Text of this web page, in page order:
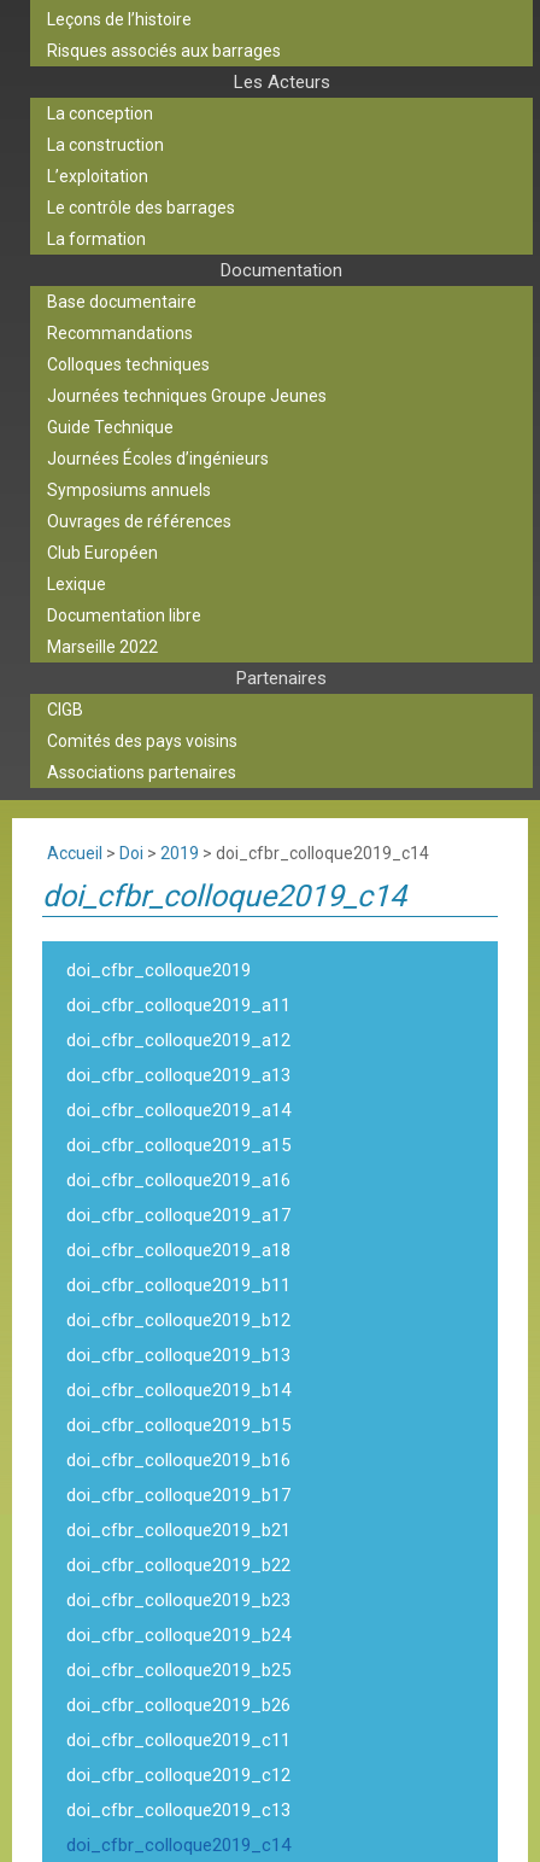
Leçons de l’histoire
Risques associés aux barrages
Les Acteurs
La conception
La construction
L’exploitation
Le contrôle des barrages
La formation
Documentation
Base documentaire
Recommandations
Colloques techniques
Journées techniques Groupe Jeunes
Guide Technique
Journées Écoles d’ingénieurs
Symposiums annuels
Ouvrages de références
Club Européen
Lexique
Documentation libre
Marseille 2022
Partenaires
CIGB
Comités des pays voisins
Associations partenaires
Accueil > Doi > 2019 > doi_cfbr_colloque2019_c14
doi_cfbr_colloque2019_c14
doi_cfbr_colloque2019
doi_cfbr_colloque2019_a11
doi_cfbr_colloque2019_a12
doi_cfbr_colloque2019_a13
doi_cfbr_colloque2019_a14
doi_cfbr_colloque2019_a15
doi_cfbr_colloque2019_a16
doi_cfbr_colloque2019_a17
doi_cfbr_colloque2019_a18
doi_cfbr_colloque2019_b11
doi_cfbr_colloque2019_b12
doi_cfbr_colloque2019_b13
doi_cfbr_colloque2019_b14
doi_cfbr_colloque2019_b15
doi_cfbr_colloque2019_b16
doi_cfbr_colloque2019_b17
doi_cfbr_colloque2019_b21
doi_cfbr_colloque2019_b22
doi_cfbr_colloque2019_b23
doi_cfbr_colloque2019_b24
doi_cfbr_colloque2019_b25
doi_cfbr_colloque2019_b26
doi_cfbr_colloque2019_c11
doi_cfbr_colloque2019_c12
doi_cfbr_colloque2019_c13
doi_cfbr_colloque2019_c14